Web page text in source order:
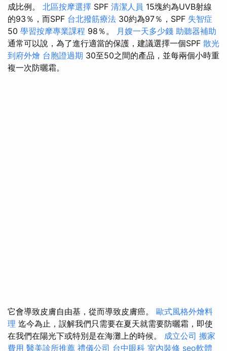
成比例。 北區按摩選擇 SPF 清潔人員 15塊約為UVB射線
的93％，而SPF 台北撥筋療法 30約為97％，SPF 失智症
50 學習按摩專業課程 98％。 月嫂一天多少錢 助聽器補助
通常可以說，為了進行適當的保護，建議選擇一個SPF 散光
到府外燴 台胞證過期 30至50之間的產品，並每兩個小時重
複一次防曬霜。
它會導致皮膚自由基，從而導致皮膚癌。 歐式風格外燴料
理 迄今為止，誤解我們只需要在夏天就需要防曬霜，即使
在我們在陽光下或特別是在海灘上的時候。 成立公司 搬家
費用 醫美診所推薦 禮儀公司 台中眼科 室內裝修 seo軟體